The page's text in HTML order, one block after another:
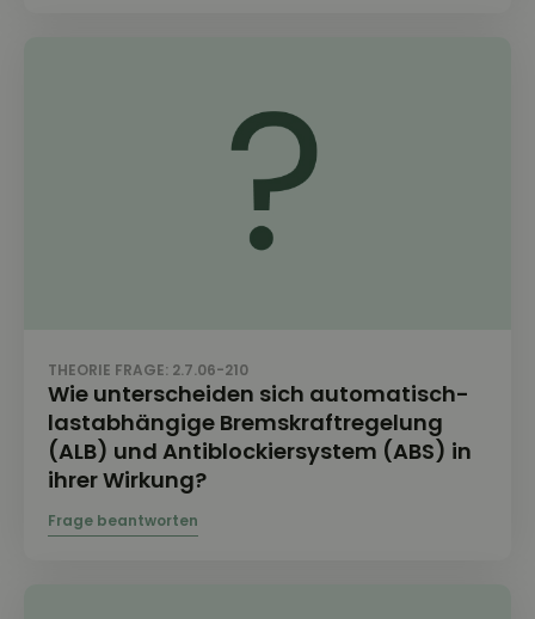
THEORIE FRAGE: 2.7.06-210
Wie unterscheiden sich automatisch-
lastabhängige Bremskraftregelung
(ALB) und Antiblockiersystem (ABS) in
ihrer Wirkung?